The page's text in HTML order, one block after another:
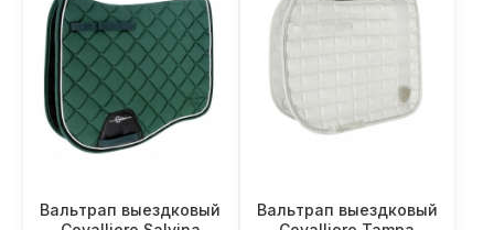
Вальтрап выездковый
Вальтрап выездковый